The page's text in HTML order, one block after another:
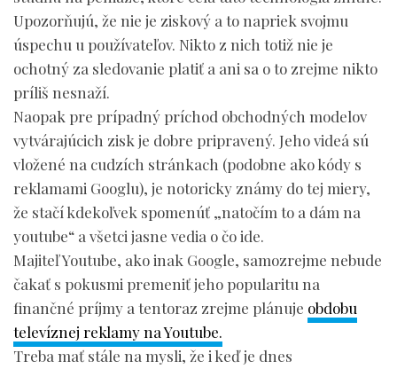
Upozorňujú, že nie je ziskový a to napriek svojmu
úspechu u používateľov. Nikto z nich totiž nie je
ochotný za sledovanie platiť a ani sa o to zrejme nikto
príliš nesnaží.
Naopak pre prípadný príchod obchodných modelov
vytvárajúcich zisk je dobre pripravený. Jeho videá sú
vložené na cudzích stránkach (podobne ako kódy s
reklamami Googlu), je notoricky známy do tej miery,
že stačí kdekoľvek spomenúť „natočím to a dám na
youtube“ a všetci jasne vedia o čo ide.
Majiteľ Youtube, ako inak Google, samozrejme nebude
čakať s pokusmi premeniť jeho popularitu na
finančné príjmy a tentoraz zrejme plánuje obdobu
televíznej reklamy na Youtube.
Treba mať stále na mysli, že i keď je dnes